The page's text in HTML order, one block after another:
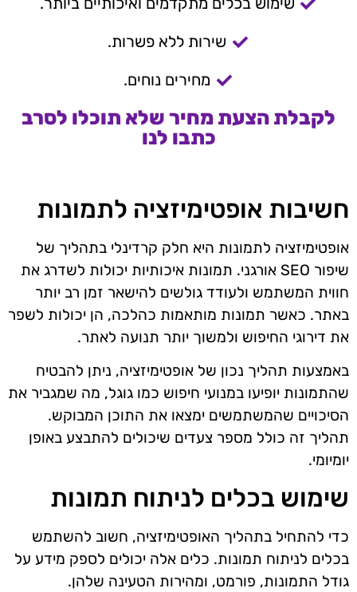
שירות ללא פשרות.
מחירים נוחים.
לקבלת הצעת מחיר שלא תוכלו לסרב
כתבו לנו
חשיבות אופטימיזציה לתמונות
אופטימיזציה לתמונות היא חלק קרדינלי בתהליך של
שיפור SEO אורגני. תמונות איכותיות יכולות לשדרג את
חווית המשתמש ולעודד גולשים להישאר זמן רב יותר
באתר. כאשר תמונות מותאמות כהלכה, הן יכולות לשפר
את דירוגי החיפוש ולמשוך יותר תנועה לאתר.
באמצעות תהליך נכון של אופטימיזציה, ניתן להבטיח
שהתמונות יופיעו במנועי חיפוש כמו גוגל, מה שמגביר את
הסיכויים שהמשתמשים ימצאו את התוכן המבוקש.
תהליך זה כולל מספר צעדים שיכולים להתבצע באופן
יומיומי.
שימוש בכלים לניתוח תמונות
כדי להתחיל בתהליך האופטימיזציה, חשוב להשתמש
בכלים לניתוח תמונות. כלים אלה יכולים לספק מידע על
גודל התמונות, פורמט, ומהירות הטעינה שלהן.